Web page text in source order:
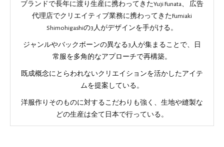
ブランドで長年に渡り生産に携わってきたYuji Funata、 広告
代理店でクリエイティブ業務に携わってきたFumiaki
Shimohigashiの3人がデザインを手がける。
ジャンルやバックボーンの異なる3人が集まることで、日
常服を多角的なアプローチで再構築。
既成概念にとらわれないクリエイションを活かしたアイテ
ムを提案している。
洋服作りそのものに対するこだわりも強く、生地や縫製な
どの生産は全て日本で行っている。